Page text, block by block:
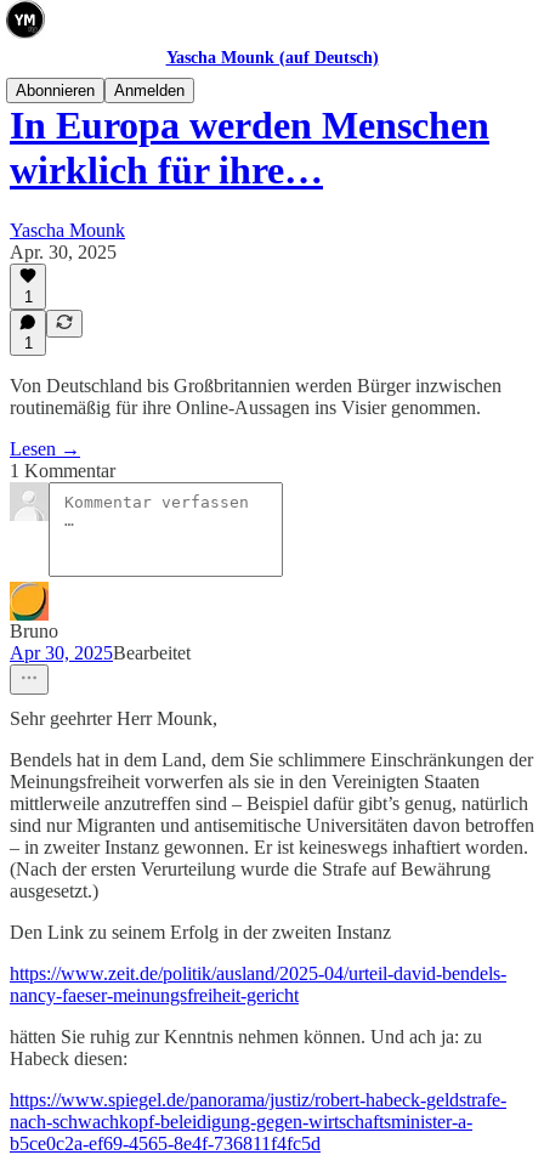
Yascha Mounk (auf Deutsch)
Abonnieren
Anmelden
In Europa werden Menschen
wirklich für ihre…
Yascha Mounk
Apr. 30, 2025
1
1
Von Deutschland bis Großbritannien werden Bürger inzwischen
routinemäßig für ihre Online-Aussagen ins Visier genommen.
Lesen →
1 Kommentar
Bruno
Apr 30, 2025Bearbeitet
Sehr geehrter Herr Mounk,
Bendels hat in dem Land, dem Sie schlimmere Einschränkungen der
Meinungsfreiheit vorwerfen als sie in den Vereinigten Staaten
mittlerweile anzutreffen sind – Beispiel dafür gibt’s genug, natürlich
sind nur Migranten und antisemitische Universitäten davon betroffen
– in zweiter Instanz gewonnen. Er ist keineswegs inhaftiert worden.
(Nach der ersten Verurteilung wurde die Strafe auf Bewährung
ausgesetzt.)
Den Link zu seinem Erfolg in der zweiten Instanz
https://www.zeit.de/politik/ausland/2025-04/urteil-david-bendels-
nancy-faeser-meinungsfreiheit-gericht
hätten Sie ruhig zur Kenntnis nehmen können. Und ach ja: zu
Habeck diesen:
https://www.spiegel.de/panorama/justiz/robert-habeck-geldstrafe-
nach-schwachkopf-beleidigung-gegen-wirtschaftsminister-a-
b5ce0c2a-ef69-4565-8e4f-736811f4fc5d